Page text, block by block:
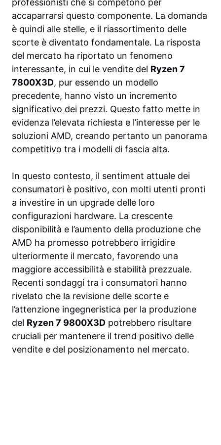
professionisti che si competono per
accaparrarsi questo componente. La domanda
è quindi alle stelle, e il riassortimento delle
scorte è diventato fondamentale. La risposta
del mercato ha riportato un fenomeno
interessante, in cui le vendite del Ryzen 7
7800X3D, pur essendo un modello
precedente, hanno visto un incremento
significativo dei prezzi. Questo fatto mette in
evidenza l’elevata richiesta e l’interesse per le
soluzioni AMD, creando pertanto un panorama
competitivo tra i modelli di fascia alta.
In questo contesto, il sentiment attuale dei
consumatori è positivo, con molti utenti pronti
a investire in un upgrade delle loro
configurazioni hardware. La crescente
disponibilità e l’aumento della produzione che
AMD ha promesso potrebbero irrigidire
ulteriormente il mercato, favorendo una
maggiore accessibilità e stabilità prezzuale.
Recenti sondaggi tra i consumatori hanno
rivelato che la revisione delle scorte e
l’attenzione ingegneristica per la produzione
del Ryzen 7 9800X3D potrebbero risultare
cruciali per mantenere il trend positivo delle
vendite e del posizionamento nel mercato.